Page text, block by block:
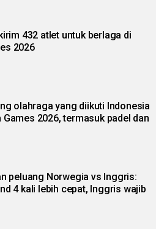
432 atlet untuk berlaga di
2026
olahraga yang diikuti Indonesia
Games 2026, termasuk padel dan
peluang Norwegia vs Inggris:
4 kali lebih cepat, Inggris wajib